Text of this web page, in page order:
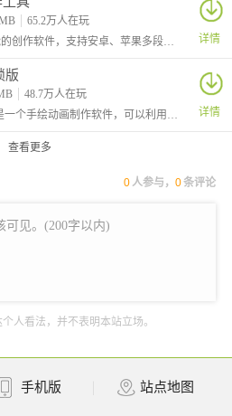
65.2万人在玩
viggle ai是一款多功能的创作软件，支持安卓、苹果多段使用，在软件中用户提供了大量的视频素材，你全部可以进行选择使用，软件中的素材全部免费。除此之外还有很多的模拟和创作工具可以使用。
详情
版
48.7万人在玩
FlipaClip内购破解版是一个手绘动画制作软件，可以利用逐帧动画技术绘制卡通动画。软件中用户需要一张一张来画出自己的专属动画视频，软件提供了多种笔刷工具和绘画图层，让用户能够充分的利用自己的灵感创作出令人惊叹的作品。
详情
查看更多
0 人参与，0条评论
人看法，并不表明本站立场。
手机版 站点地图